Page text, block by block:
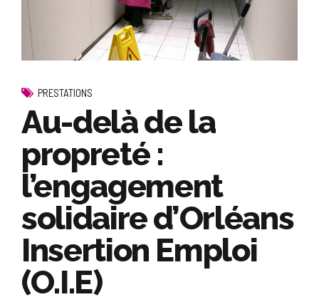
PRESTATIONS
Au-delà de la
propreté :
l’engagement
solidaire d’Orléans
Insertion Emploi
(O.I.E)